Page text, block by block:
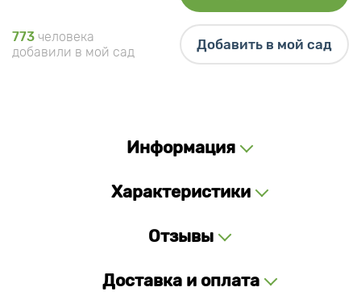
773 человека
добавили в мой сад
Добавить в мой сад
Информация
Характеристики
Отзывы
Доставка и оплата